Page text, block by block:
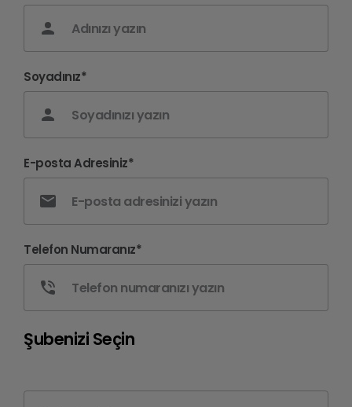
Soyadınız*
E-posta Adresiniz*
Telefon Numaranız*
Şubenizi Seçin